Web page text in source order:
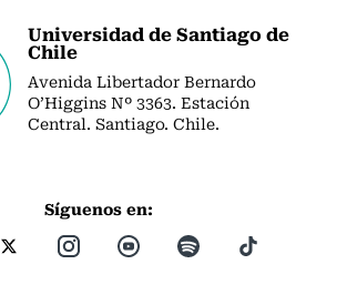
Universidad de Santiago de
Chile
Avenida Libertador Bernardo
O’Higgins Nº 3363. Estación
Central. Santiago. Chile.
Síguenos en: